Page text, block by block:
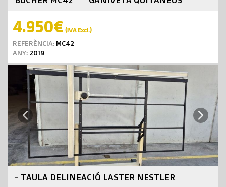
4.950€ (IVA Excl.)
REFERÈNCIA: MC42
ANY: 2019
Previous Next
- TAULA DELINEACIÓ LASTER NESTLER